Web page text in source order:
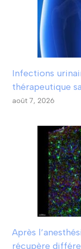
Infections
thérapeutique
août 7, 2026
Après
récupère